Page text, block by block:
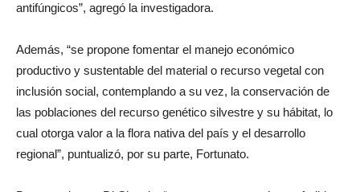
área en la cual existe una gran demanda de nuevos productos
Además, “se propone fomentar el manejo económico
productivo y sustentable del material o recurso vegetal con
inclusión social, contemplando a su vez, la conservación de
las poblaciones del recurso genético silvestre y su hábitat, lo
cual otorga valor a la flora nativa del país y el desarrollo